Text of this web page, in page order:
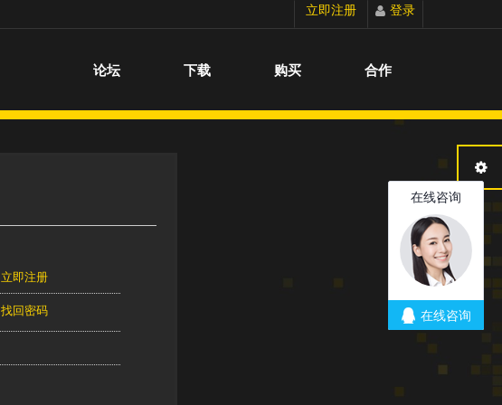
切换到宽版立即注册 登录
论坛 下载 购买 合作
立即注册
找回密码